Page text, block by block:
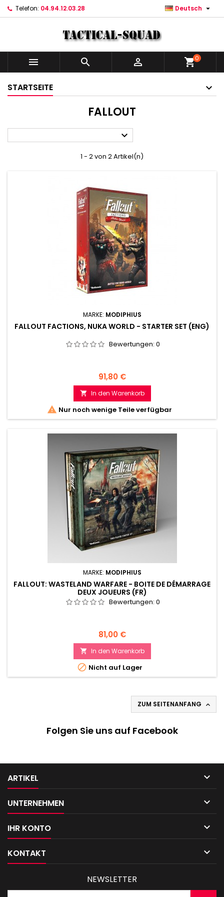
Telefon: 04.94.12.03.28 Deutsch 
   shopping_cart0
STARTSEITE
FALLOUT

1 - 2 von 2 Artikel(n)
MARKE: MODIPHIUS
FALLOUT FACTIONS, NUKA WORLD - STARTER SET (ENG)
Bewertungen: 0
Preis
91,80 €
 In den Warenkorb
 Nur noch wenige Teile verfügbar
MARKE: MODIPHIUS
FALLOUT: WASTELAND WARFARE - BOITE DE DÉMARRAGE
DEUX JOUEURS (FR)
Bewertungen: 0
Preis
81,00 €
 In den Warenkorb
 Nicht auf Lager
ZUM SEITENANFANG 
Folgen Sie uns auf Facebook
ARTIKEL 
UNTERNEHMEN 
IHR KONTO 
KONTAKT 
NEWSLETTER